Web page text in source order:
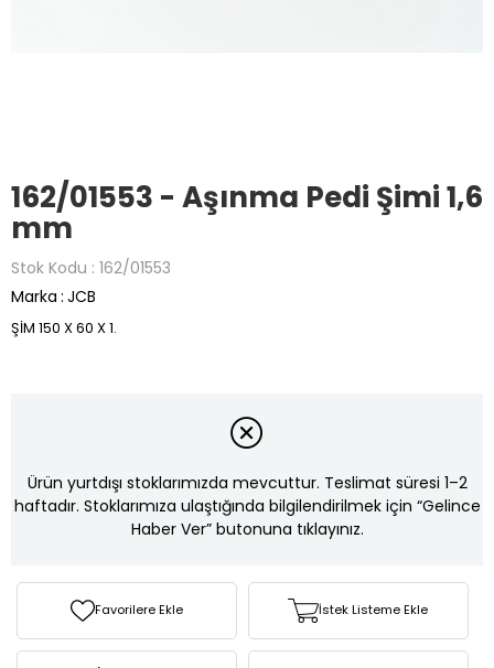
162/01553 - Aşınma Pedi Şimi 1,6
mm
Stok Kodu 162/01553
Marka : JCB
ŞİM 150 X 60 X 1.
Ürün yurtdışı stoklarımızda mevcuttur. Teslimat süresi 1–2
haftadır. Stoklarımıza ulaştığında bilgilendirilmek için “Gelince
Haber Ver” butonuna tıklayınız.
Favorilere Ekle İstek Listeme Ekle